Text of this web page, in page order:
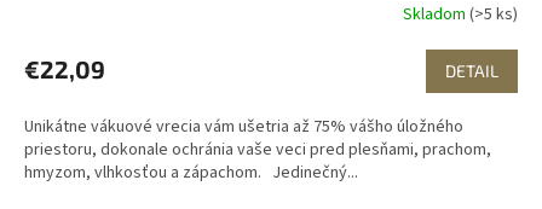
Skladom (>5 ks)
€22,09 DETAIL
Unikátne vákuové vrecia vám ušetria až 75% vášho úložného
priestoru, dokonale ochránia vaše veci pred plesňami, prachom,
hmyzom, vlhkosťou a zápachom. Jedinečný...